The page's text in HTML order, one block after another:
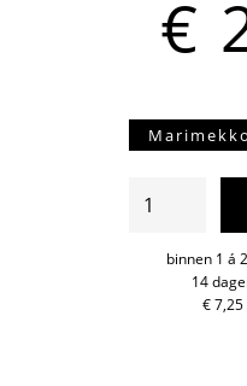
€
Marimekko
Räsymatto
ovenwant
aantalbinnen 1 á
14
€